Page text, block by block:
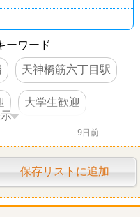
ーワード
天神橋筋六丁目駅
大学生歓迎
駅チカ
快活CLUB
9日前
保存リストに追加